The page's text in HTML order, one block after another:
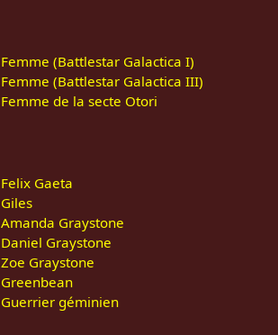
Femme (Battlestar Galactica I)
Femme (Battlestar Galactica III)
Femme de la secte Otori
Felix Gaeta
Giles
Amanda Graystone
Daniel Graystone
Zoe Graystone
Greenbean
Guerrier géminien